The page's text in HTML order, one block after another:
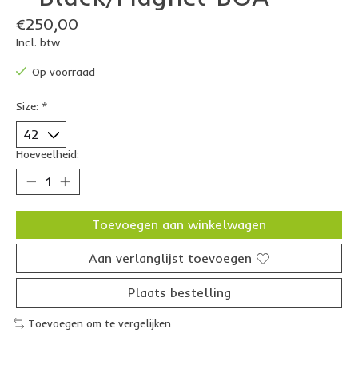
€250,00
Incl. btw
Op voorraad
Size: *
Hoeveelheid:
Toevoegen aan winkelwagen
Aan verlanglijst toevoegen
Plaats bestelling
Toevoegen om te vergelijken